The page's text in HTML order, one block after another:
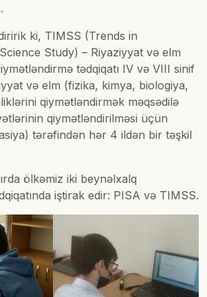
ki, TIMSS (Trends in
Study) – Riyaziyyat və elm
tədqiqatı IV və VIII sinif
və elm (fizika, kimya, biologiya,
qiymətləndirmək məqsədilə
qiymətləndirilməsi üçün
tərəfindən hər 4 ildən bir təşkil
ölkəmiz iki beynəlxalq
iştirak edir: PISA və TIMSS.